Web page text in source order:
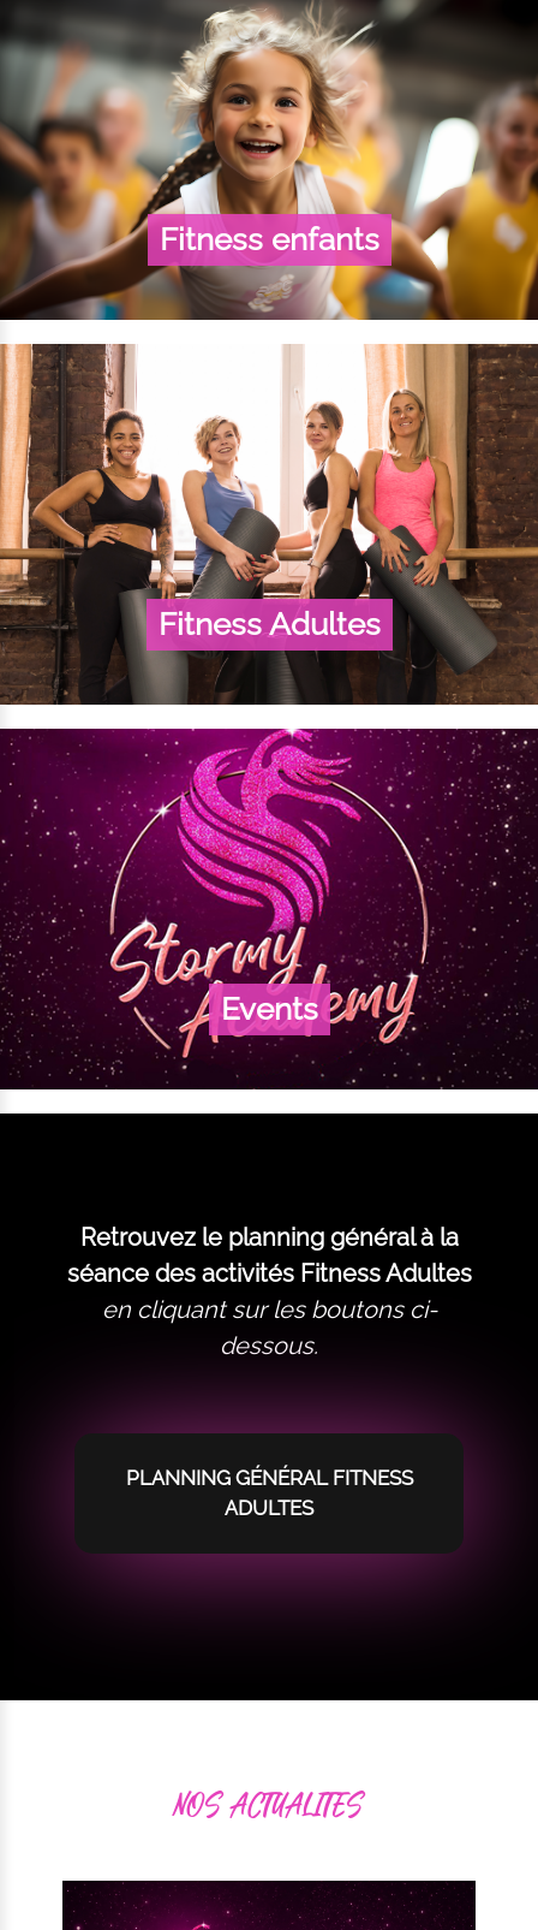
Fitness enfants
Fitness Adultes
Events
Retrouvez le planning général à la
séance des activités Fitness Adultes
en cliquant sur les boutons ci-
dessous.
PLANNING GÉNÉRAL FITNESS
ADULTES
NOS ACTUALITES